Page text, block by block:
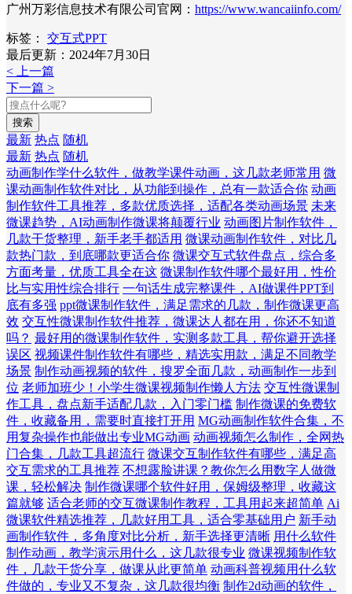
广州万彩信息技术有限公司官网： https://www.wancaiinfo.com/
标签：
交互式PPT
最后更新：2024年7月30日
< 上一篇
下一篇 >
搜索
最新 热点 随机
最新 热点 随机
动画制作学什么软件，做教学课件动画，这几款老师常用 微
课动画制作软件对比，从功能到操作，总有一款适合你 动画
制作软件工具推荐，多款优质选择，适配各类动画场景 未来
微课趋势，AI动画制作微课将颠覆行业 动画图片制作软件，
几款干货整理，新手老手都适用 微课动画制作软件，对比几
款热门款，到底哪款更适合你 微课交互式软件盘点，综合多
方面考量，优质工具全在这 微课制作软件哪个最好用，性价
比与实用性综合排行 一句话生成完整课件，AI做课件PPT到
底有多强 ppt微课制作软件，满足需求的几款，制作微课更高
效 交互性微课制作软件推荐，微课达人都在用，你还不知道
吗？ 最好用的微课制作软件，实测多款工具，帮你避开选择
误区 视频课件制作软件有哪些，精选实用款，满足不同教学
场景 制作动画视频的软件，搜罗全面几款，动画制作一步到
位 老师加班少！小学生微课视频制作懒人方法 交互性微课制
作工具，盘点新手适配几款，入门零门槛 制作微课的免费软
件，收藏备用，需要时直接打开用 MG动画制作软件合集，不
用复杂操作也能做出专业MG动画 动画视频怎么制作，全网热
门合集，几款工具超流行 微课交互制作软件有哪些，满足高
交互需求的工具推荐 不想露脸讲课？教你怎么用数字人做微
课，轻松解决 制作微课哪个软件好用，保姆级整理，收藏这
篇就够 适合老师的交互微课制作教程，工具用起来超简单 Ai
微课软件精选推荐，几款好用工具，适合零基础用户 新手动
画制作软件，多角度对比分析，新手选择更清晰 用什么软件
制作动画，教学演示用什么，这几款很专业 微课视频制作软
件，几款干货分享，做课从此更简单 动画科普视频用什么软
件做的，专业又不复杂，这几款很均衡 制作2d动画的软件，